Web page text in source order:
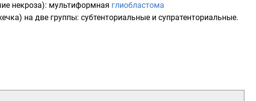
некроза): мультиформная глиобластома
на две группы: субтенториальные и супратенториальные.